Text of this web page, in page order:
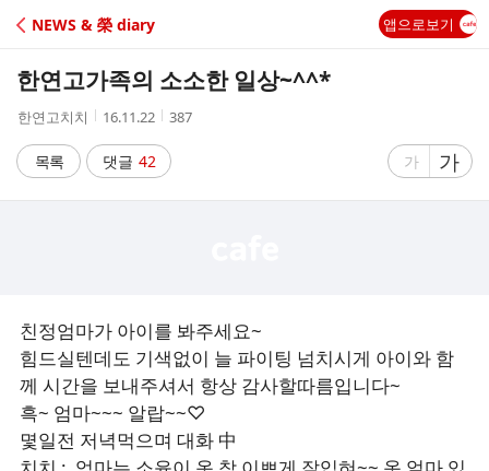
C
A
NEWS & 榮 diary 앱으로보기
한연고가족의 소소한 일상~^^*
작
자
한연고치치
작
시
간
16.11.22
조
수
387
목록 댓글 42
글
가
글
자
가
친정엄마가 아이를 봐주세요~
힘드실텐데도 기색없이 늘 파이팅 넘치시게 아이와 함
께 시간을 보내주셔서 항상 감사할따름입니다~
흑~ 엄마~~~ 알랍~~♡
몇일전 저녁먹으며 대화 中